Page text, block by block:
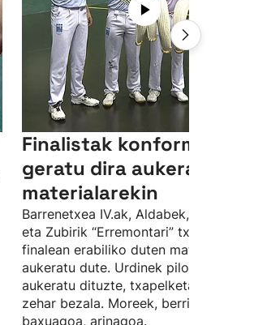
Finalistak konforme
geratu dira
materialarekin
Barrenetxea IV.ak, Aldabek, Ansa II.ak
eta Zubirik “Erremontari”
finalean erabiliko duten materiala
aukeratu dute. Urdinek pilota biziak
aukeratu dituzte, txapelketa guztian
zehar bezala. Moreek, berriz,
baxuagoa, arinagoa.